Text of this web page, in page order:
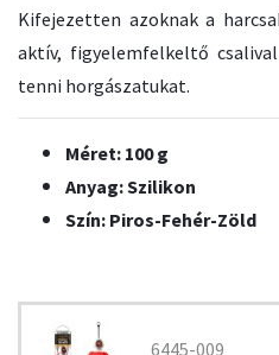
Kifejezetten azoknak a
aktív, figyelemfelkeltő
tenni horgászatukat.
Méret: 100 g
Anyag: Szilikon
Szín: Piros-Fehér-Zöld
6445-009